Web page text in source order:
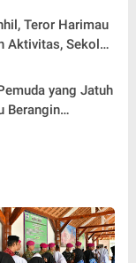
Teror Harimau
Aktivitas, Sekolah
yang Jatuh
Berangin